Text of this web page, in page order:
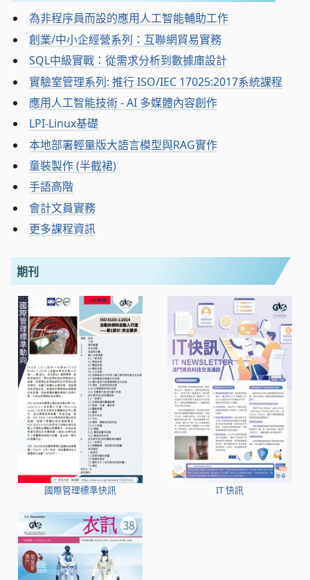
為非程序員而設的應用人工智能輔助工作
創業/中小企經營系列：互聯網貿易實務
SQL中級實戰：從需求分析到數據庫設計
實驗室管理系列: 推行 ISO/IEC 17025:2017系統課程
應用人工智能技術 - AI 多媒體內容創作
LPI-Linux基礎
本地部署輕量版大語言模型與RAG實作
童裝製作 (半截裙)
手語高階
會計文員實務
更多課程資訊
期刊
國際管理標準快訊 IT 快訊